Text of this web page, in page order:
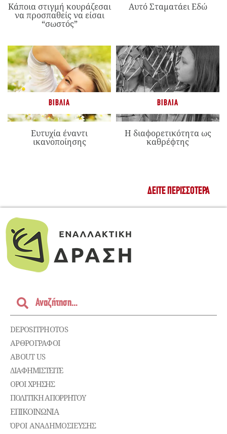
Κάποια στιγμή κουράζεσαι
να προσπαθείς να είσαι
“σωστός”
Αυτό Σταματάει Εδώ
ΒΙΒΛΊΑ
Ευτυχία έναντι
ικανοποίησης
ΒΙΒΛΊΑ
Η διαφορετικότητα ως
καθρέφτης
ΔΕΊΤΕ ΠΕΡΙΣΣΌΤΕΡΑ
DEPOSITPHOTOS
ΑΡΘΡΟΓΡΑΦΟΙ
ABOUT US
ΔΙΑΦΗΜΙΣΤΕΊΤΕ
ΌΡΟΙ ΧΡΉΣΗΣ
ΠΟΛΙΤΙΚΉ ΑΠΟΡΡΉΤΟΥ
ΕΠΙΚΟΙΝΩΝΊΑ
ΌΡΟΙ ΑΝΑΔΗΜΟΣΙΕΥΣΗΣ